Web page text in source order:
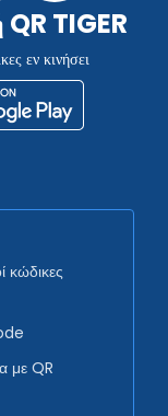
QR TIGER
εν κινήσει
κώδικες
με QR